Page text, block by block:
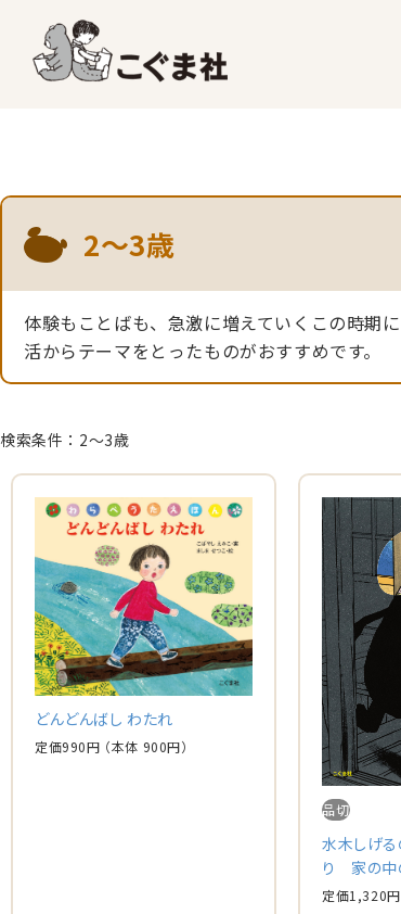
2〜3歳
体験もことばも、急激に増えていくこの時期
活からテーマをとったものがおすすめです。
検索条件：2〜3歳
どんどんばし わたれ
定価990円 （本体 900円）
品切
水木しげ
り 家の中
定価1,320円